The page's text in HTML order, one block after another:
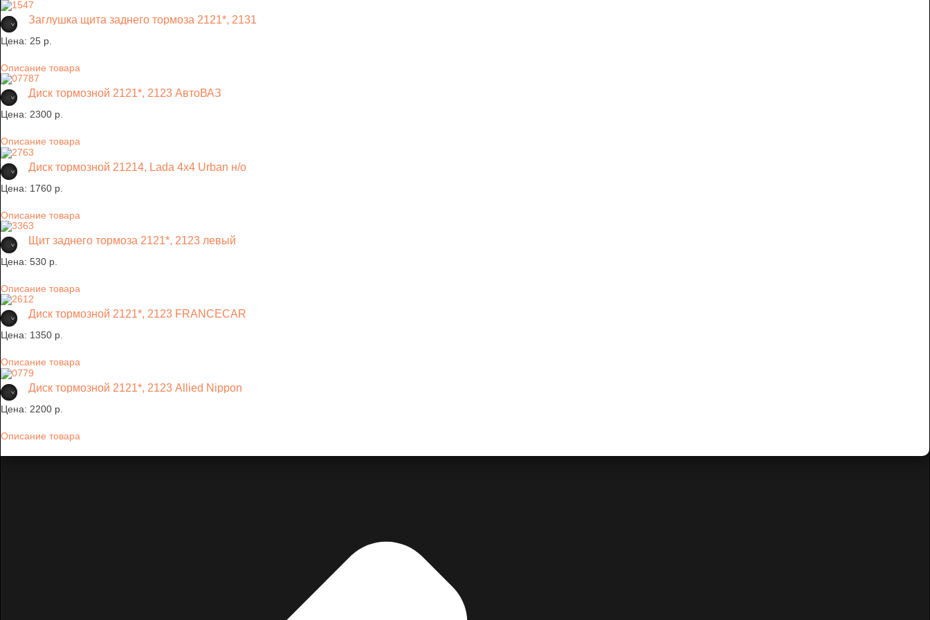
Заглушка щита заднего тормоза 2121*, 2131
Цена: 25 p.
Описание товара
Диск тормозной 2121*, 2123 АвтоВАЗ
Цена: 2300 p.
Описание товара
Диск тормозной 21214, Lada 4х4 Urban н/о
Цена: 1760 p.
Описание товара
Щит заднего тормоза 2121*, 2123 левый
Цена: 530 p.
Описание товара
Диск тормозной 2121*, 2123 FRANCECAR
Цена: 1350 p.
Описание товара
Диск тормозной 2121*, 2123 Allied Nippon
Цена: 2200 p.
Описание товара